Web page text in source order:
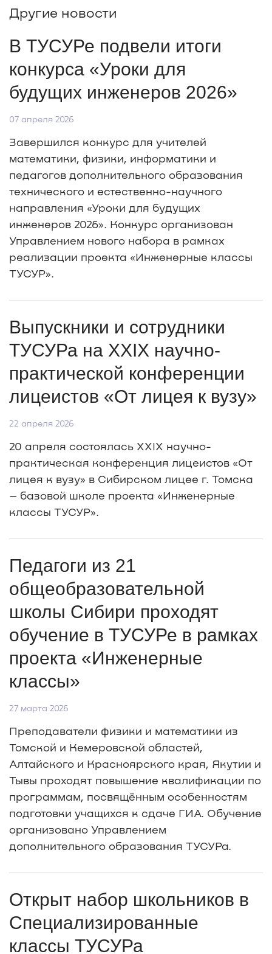
Другие новости
В ТУСУРе подвели итоги
конкурса «Уроки для
будущих инженеров 2026»
07 апреля 2026
Завершился конкурс для учителей
математики, физики, информатики и
педагогов дополнительного образования
технического и естественно-научного
направления «Уроки для будущих
инженеров 2026». Конкурс организован
Управлением нового набора в рамках
реализации проекта «Инженерные классы
ТУСУР».
Выпускники и сотрудники
ТУСУРа на XXIX научно-
практической конференции
лицеистов «От лицея к вузу»
22 апреля 2026
20 апреля состоялась XXIX научно-
практическая конференция лицеистов «От
лицея к вузу» в Сибирском лицее г. Томска
– базовой школе проекта «Инженерные
классы ТУСУР».
Педагоги из 21
общеобразовательной
школы Сибири проходят
обучение в ТУСУРе в рамках
проекта «Инженерные
классы»
27 марта 2026
Преподаватели физики и математики из
Томской и Кемеровской областей,
Алтайского и Красноярского края, Якутии и
Тывы проходят повышение квалификации по
программам, посвящённым особенностям
подготовки учащихся к сдаче ГИА. Обучение
организовано Управлением
дополнительного образования ТУСУРа.
Открыт набор школьников в
Специализированные
классы ТУСУРа